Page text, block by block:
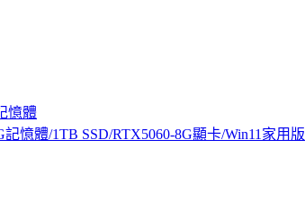
憶體
憶體/1TB SSD/RTX5060-8G顯卡/Win11家用版